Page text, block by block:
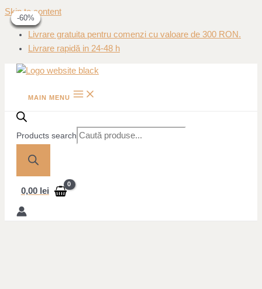
Skip to content
Livrare gratuita pentru comenzi cu valoare de 300 RON.
Livrare rapidă in 24-48 h
MAIN MENU
Products search
0,00 lei
-40%
-40%
-40%
-40%
-60%
-60%